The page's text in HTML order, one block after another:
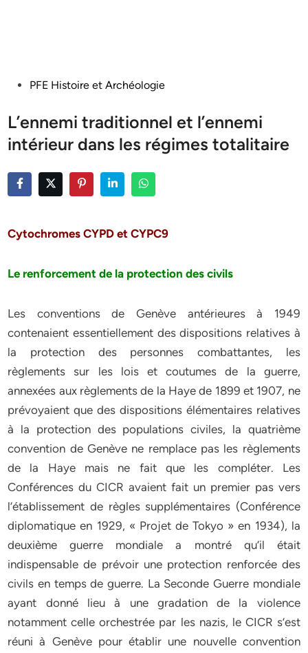
PostedPFE Histoire et Archéologie
L’ennemi traditionnel et l’ennemi
intérieur dans les régimes totalitaire
Cytochromes CYPD et CYPC9
Le renforcement de la protection des civils
Les conventions de Genève antérieures à 1949
contenaient essentiellement des dispositions relatives à
la protection des personnes combattantes, les
règlements sur les lois et coutumes de la guerre,
annexées aux règlements de la Haye de 1899 et 1907, ne
prévoyaient que des dispositions élémentaires relatives
à la protection des populations civiles, la quatrième
convention de Genève ne remplace pas les règlements
de la Haye mais ne fait que les compléter. Les
Conférences du CICR avaient fait un premier pas vers
l’établissement de règles supplémentaires (Conférence
diplomatique en 1929, « Projet de Tokyo » en 1934), la
deuxième guerre mondiale a montré qu’il était
indispensable de prévoir une protection renforcée des
civils en temps de guerre. La Seconde Guerre mondiale
ayant donné lieu à une gradation de la violence
notamment celle orchestrée par les nazis, le CICR s’est
réuni à Genève pour établir une nouvelle convention